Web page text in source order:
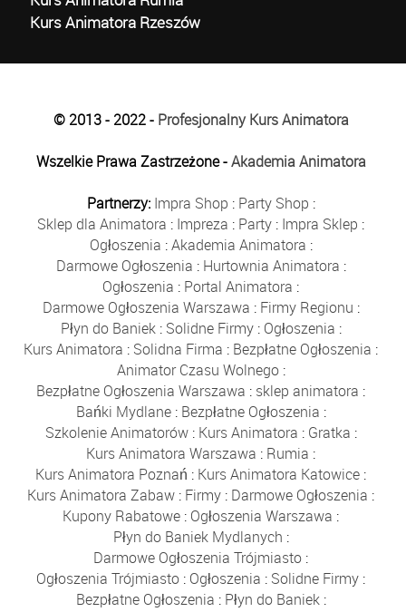
Kurs Animatora Rzeszów
© 2013 - 2022 - Profesjonalny Kurs Animatora
Wszelkie Prawa Zastrzeżone -Akademia Animatora
Partnerzy: Impra Shop : Party Shop :
Sklep dla Animatora : Impreza : Party : Impra Sklep :
Ogłoszenia :Akademia Animatora :
Darmowe Ogłoszenia : Hurtownia Animatora :
Ogłoszenia : Portal Animatora :
Darmowe Ogłoszenia Warszawa : Firmy Regionu :
Płyn do Baniek: Solidne Firmy: Ogłoszenia :
Kurs Animatora : Solidna Firma : Bezpłatne Ogłoszenia :
Animator Czasu Wolnego:
Bezpłatne Ogłoszenia Warszawa : sklep animatora :
Bańki Mydlane: Bezpłatne Ogłoszenia :
Szkolenie Animatorów: Kurs Animatora : Gratka :
Kurs Animatora Warszawa : Rumia :
Kurs Animatora Poznań : Kurs Animatora Katowice :
Kurs Animatora Zabaw : Firmy : Darmowe Ogłoszenia :
Kupony Rabatowe : Ogłoszenia Warszawa :
Płyn do Baniek Mydlanych :
Darmowe Ogłoszenia Trójmiasto :
Ogłoszenia Trójmiasto : Ogłoszenia : Solidne Firmy :
Bezpłatne Ogłoszenia : Płyn do Baniek: